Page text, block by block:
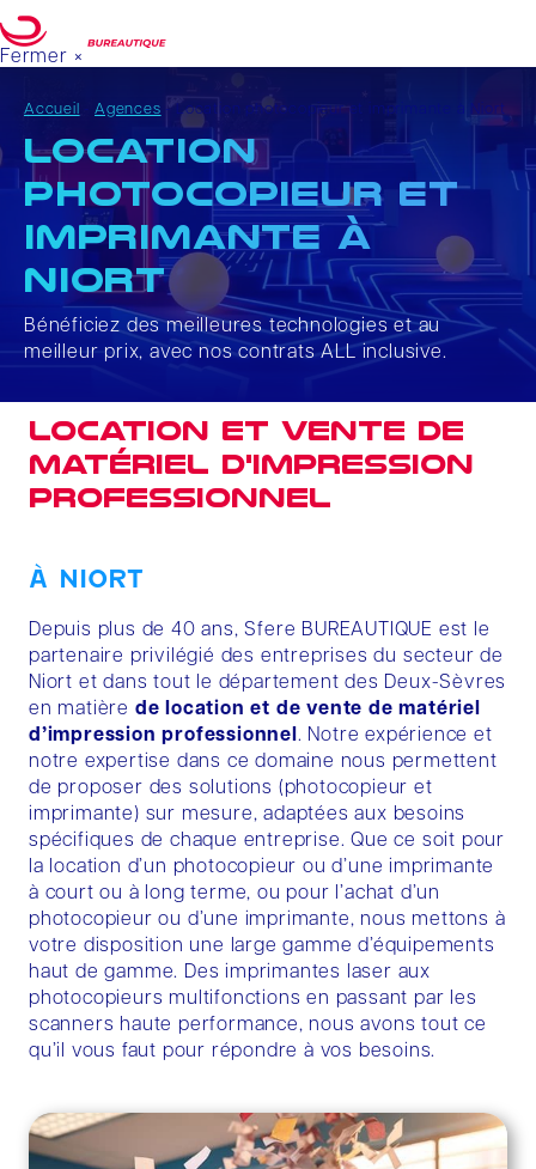
Fermer ×
Accueil -Agences - Location photocopieur et imprimante à Niort
Location
photocopieur et
imprimante à
Niort
Bénéficiez des meilleures technologies et au
meilleur prix, avec nos contrats ALL inclusive.
Location et vente de
matériel d'impression
professionnel
À NIORT
Depuis plus de 40 ans, Sfere BUREAUTIQUE est le
partenaire privilégié des entreprises du secteur de
Niort et dans tout le département des Deux-Sèvres
en matière de location et de vente de matériel
d’impression professionnel . Notre expérience et
notre expertise dans ce domaine nous permettent
de proposer des solutions (photocopieur et
imprimante) sur mesure, adaptées aux besoins
spécifiques de chaque entreprise. Que ce soit pour
la location d’un photocopieur ou d’une imprimante
à court ou à long terme, ou pour l’achat d’un
photocopieur ou d’une imprimante, nous mettons à
votre disposition une large gamme d’équipements
haut de gamme. Des imprimantes laser aux
photocopieurs multifonctions en passant par les
scanners haute performance, nous avons tout ce
qu’il vous faut pour répondre à vos besoins.